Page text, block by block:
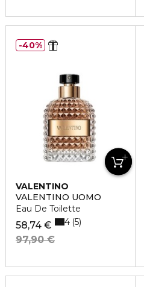
VALENTINO
VALENTINO UOMO
Eau De Toilette
58,74 €
97,90 €
4 5
40%